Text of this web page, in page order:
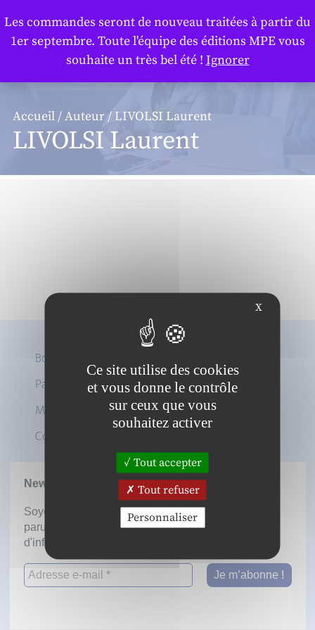
Accueil/Auteur/ LIVOLSI Laurent
LIVOLSI Laurent
Boutique
Panier
Mon compte
Contact
Twitter
LinkedIn
Newsletter
Soyez informé dès la mise en ligne des prochaines
parutions en vous inscrivant à notre lettre
d'information.
Les commandes seront de nouveau traitées à partir du
1er septembre. Toute l'équipe des éditions MPE vous
souhaite un très bel été ! Ignorer
X
Ce site utilise des cookies
et vous donne le contrôle
sur ceux que vous
souhaitez activer
Tout accepter
Tout refuser
Personnaliser